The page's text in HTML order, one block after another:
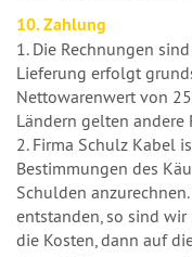
10. Zahlung
1. Die Rechnungen
Lieferung erfolgt
Nettowarenwert von
Ländern gelten andere
2. Firma Schulz Kabel
Bestimmungen des
Schulden
entstanden, so sind
die Kosten, dann auf